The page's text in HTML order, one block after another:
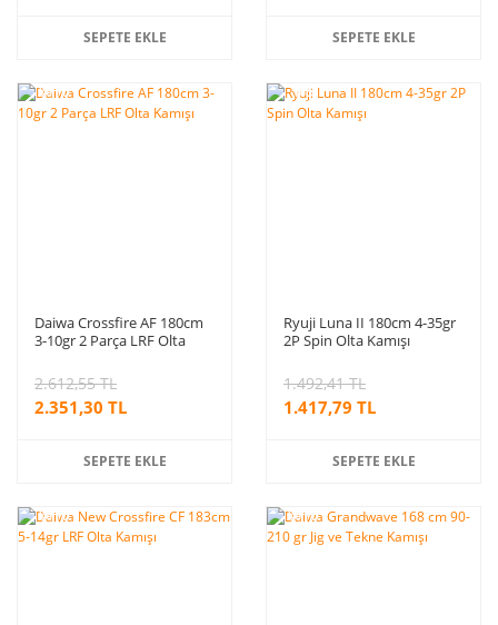
SEPETE EKLE SEPETE EKLE
%10
Daiwa Crossfire AF 180cm
3-10gr 2 Parça LRF Olta
2.351,30 TL
2.612,55 TL
SEPETE EKLE
%5
indirim
Ryuji Luna II 180cm 4-35gr
2P Spin Olta Kamışı
1.417,79 TL
1.492,41 TL
SEPETE EKLE
%10 %10